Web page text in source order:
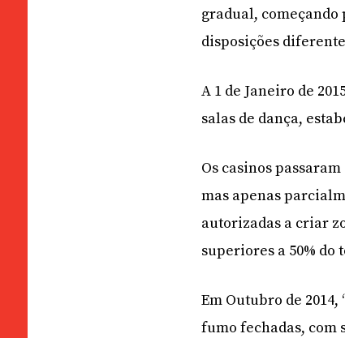
gradual, começando
disposições
A 1 de Janeiro de
salas de dança,
Os casinos
mas apenas
autorizadas a criar
superiores a 50% do
Em Outubro de
fumo fechadas, com